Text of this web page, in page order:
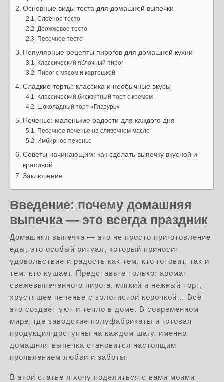
Основные виды теста для домашней выпечки
Слоёное тесто
Дрожжевое тесто
Песочное тесто
Популярные рецепты пирогов для домашней кухни
Классический яблочный пирог
Пирог с мясом и картошкой
Сладкие торты: классика и необычные вкусы
Классический бисквитный торт с кремом
Шоколадный торт «Глазурь»
Печенье: маленькие радости для каждого дня
Песочное печенье на сливочном масле
Имбирное печенье
Советы начинающим: как сделать выпечку вкусной и
красивой
Заключение
Введение: почему домашняя
выпечка — это всегда праздник
Домашняя выпечка — это не просто приготовление
еды, это особый ритуал, который приносит
удовольствие и радость как тем, кто готовит, так и
тем, кто кушает. Представьте только: аромат
свежевыпеченного пирога, мягкий и нежный торт,
хрустящее печенье с золотистой корочкой… Всё
это создаёт уют и тепло в доме. В современном
мире, где заводские полуфабрикаты и готовая
продукция доступны на каждом шагу, именно
домашняя выпечка становится настоящим
проявлением любви и заботы.
В этой статье я хочу поделиться с вами моими